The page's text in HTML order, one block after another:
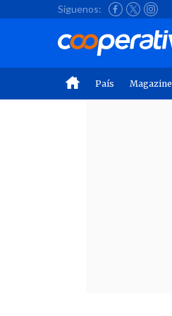
Síguenos:
País Magazine